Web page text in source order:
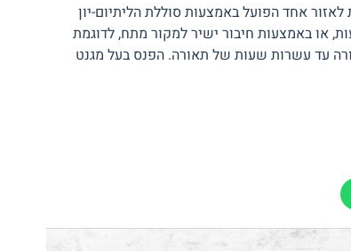
אחד הפועל באמצעות סוללת הליתיום-יון
או באמצעות חיבור ישיר למקור מתח, לדוגמת
עד עשרות שעות של תאורה. הפנס בעל מגנט